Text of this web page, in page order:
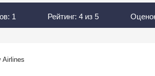
1 Рейтинг: 4 из 5
Airlines